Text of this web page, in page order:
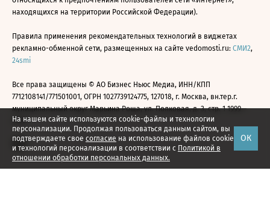
На нашем сайте используются cookie-файлы и технологии
персонализации. Продолжая пользоваться данным сайтом, вы
подтверждаете свое согласие на использование файлов cookie
и технологий персонализации в соответствии с Политикой в
отношении обработки персональных данных.
ОК
находящихся на территории Российской Федерации).
Правила применения рекомендательных технологий в виджетах
рекламно-обменной сети, размещенных на сайте vedomosti.ru: СМИ2,
24smi
Все права защищены © АО Бизнес Ньюс Медиа, ИНН/КПП
7712108141/771501001, ОГРН 1027739124775, 127018, г. Москва, вн.тер.г.
муниципальный округ Марьина Роща, ул. Полковая, д. 3, стр. 1 1999—
2026